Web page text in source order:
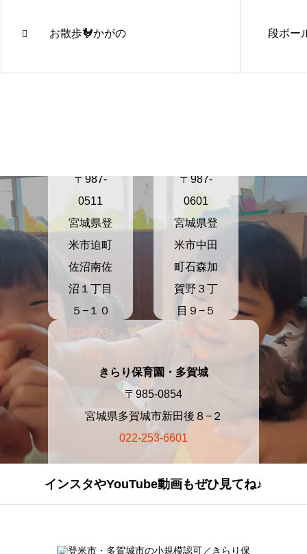
お散歩🐓かがの 段ボー
〒987-
0511
宮城県登
米市迫町
佐沼南佐
沼１丁目
５−１０
0220-23-
7701
〒987-
0601
宮城県登
米市中田
町石森加
賀野３丁
目９−５
0220-23-
7748
きらり保育園・多賀城
〒985-0854
宮城県多賀城市新田後８−２
022-253-6601
インスタやYouTube動画もぜひ見てね♪